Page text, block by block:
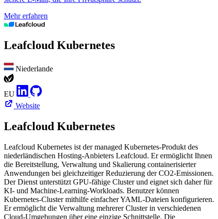
Mehr erfahren
Leafcloud Kubernetes
Niederlande
EU
Website
Leafcloud Kubernetes
Leafcloud Kubernetes ist der managed Kubernetes-Produkt des
niederländischen Hosting-Anbieters Leafcloud. Er ermöglicht Ihnen
die Bereitstellung, Verwaltung und Skalierung containerisierter
Anwendungen bei gleichzeitiger Reduzierung der CO2-Emissionen.
Der Dienst unterstützt GPU-fähige Cluster und eignet sich daher für
KI- und Machine-Learning-Workloads. Benutzer können
Kubernetes-Cluster mithilfe einfacher YAML-Dateien konfigurieren.
Er ermöglicht die Verwaltung mehrerer Cluster in verschiedenen
Cloud-Umgebungen über eine einzige Schnittstelle. Die